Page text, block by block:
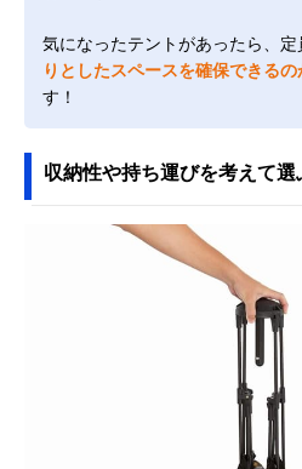
気になったテントがあったら、
りとしたスペースを確保できるの
す！
収納性や持ち運びを考えて選